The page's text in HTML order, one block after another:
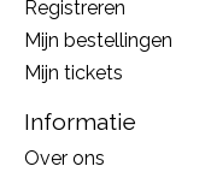
Registreren
Mijn bestellingen
Mijn tickets
Informatie
Over ons